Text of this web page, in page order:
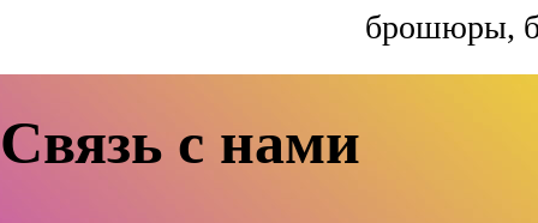
брошюры,
Связь с нами